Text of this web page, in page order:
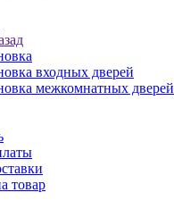
входных дверей
межкомнатных дверей
товар